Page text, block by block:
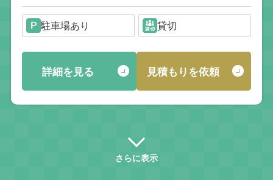
駐車場あり 貸切
詳細を見る 見積もりを依頼
さらに表示